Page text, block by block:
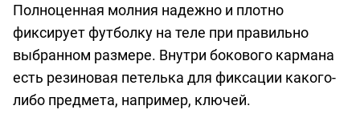
Полноценная молния надежно и плотно
фиксирует футболку на теле при правильно
выбранном размере. Внутри бокового кармана
есть резиновая петелька для фиксации какого-
либо предмета, например, ключей.